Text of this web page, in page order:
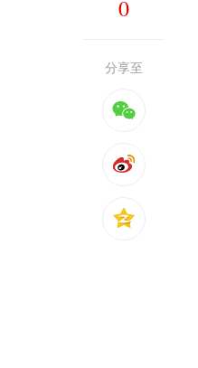
0
分享至